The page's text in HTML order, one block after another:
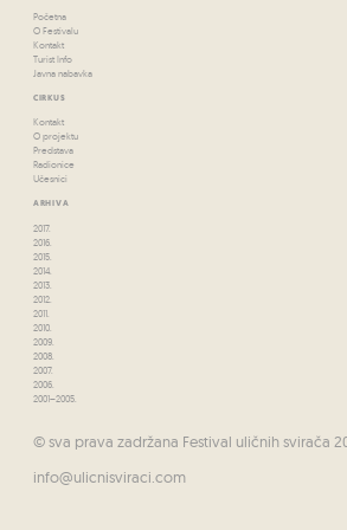
Početna
O Festivalu
Kontakt
Turist Info
Javna nabavka
CIRKUS
Kontakt
O projektu
Predstava
Radionice
Učesnici
ARHIVA
2017.
2016.
2015.
2014.
2013.
2012.
2011.
2010.
2009.
2008.
2007.
2006.
2001–2005.
© sva prava zadržana Festival uličnih svirača
info@ulicnisviraci.com